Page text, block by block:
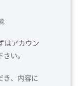
はアカウン
い。
き、内容に